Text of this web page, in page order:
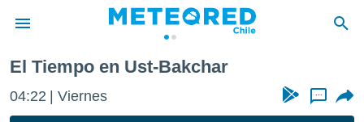
de
El Tiempo en Ust-Bakchar
04:22 Viernes ...